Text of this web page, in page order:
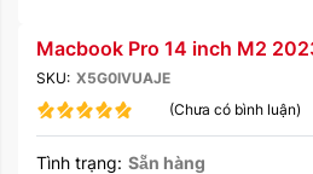
Macbook Pro 14 inch M2
SKU: X5G0IVUAJE
(Chưa có bình luận)
Tình trạng: Sẵn hàng